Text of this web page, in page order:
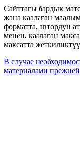
Сайттагы бардык
жана каалаган
форматта, автордун
менен, каалаган
максатта
В случае
материалами